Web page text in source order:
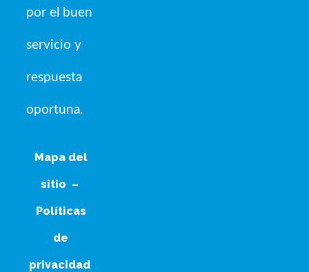
por el buen
servicio y
respuesta
oportuna.
Mapa del
sitio –
Políticas
de
privacidad